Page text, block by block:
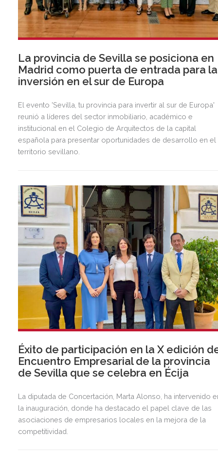
La provincia de Sevilla se posiciona en
Madrid como puerta de entrada para la
inversión en el sur de Europa
El evento 'Sevilla, tu provincia para invertir al sur de Europa'
reunió a líderes del sector inmobiliario, académico e
institucional en el Colegio de Arquitectos de la capital
española para presentar oportunidades de desarrollo en el
territorio sevillano.
Éxito de participación en la X edición
Encuentro Empresarial de la provincia
de Sevilla que se celebra en Écija
La diputada de Concertación, Marta Alonso, ha intervenido
la inauguración, donde ha destacado el papel clave de las
asociaciones de empresarios locales en la mejora de la
competitividad.